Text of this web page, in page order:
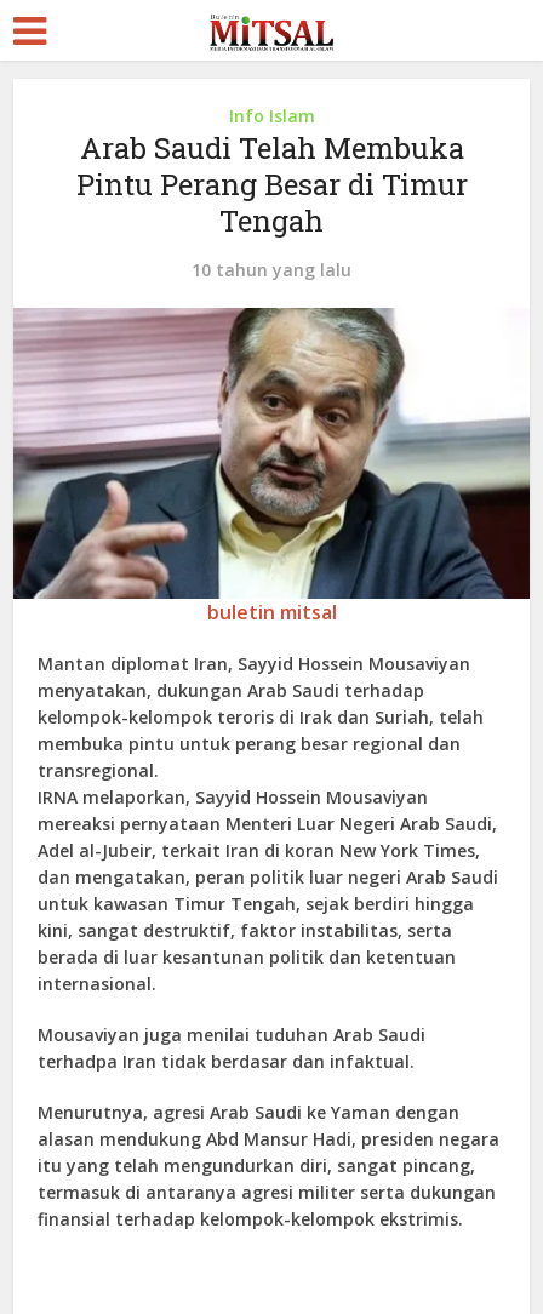
Info Islam
Arab Saudi Telah Membuka
Pintu Perang Besar di Timur
Tengah
10 tahun yang lalu
buletin mitsal
Mantan diplomat Iran, Sayyid Hossein Mousaviyan
menyatakan, dukungan Arab Saudi terhadap
kelompok-kelompok teroris di Irak dan Suriah, telah
membuka pintu untuk perang besar regional dan
transregional.
IRNA melaporkan, Sayyid Hossein Mousaviyan
mereaksi pernyataan Menteri Luar Negeri Arab Saudi,
Adel al-Jubeir, terkait Iran di koran New York Times,
dan mengatakan, peran politik luar negeri Arab Saudi
untuk kawasan Timur Tengah, sejak berdiri hingga
kini, sangat destruktif, faktor instabilitas, serta
berada di luar kesantunan politik dan ketentuan
internasional.
Mousaviyan juga menilai tuduhan Arab Saudi
terhadpa Iran tidak berdasar dan infaktual.
Menurutnya, agresi Arab Saudi ke Yaman dengan
alasan mendukung Abd Mansur Hadi, presiden negara
itu yang telah mengundurkan diri, sangat pincang,
termasuk di antaranya agresi militer serta dukungan
finansial terhadap kelompok-kelompok ekstrimis.